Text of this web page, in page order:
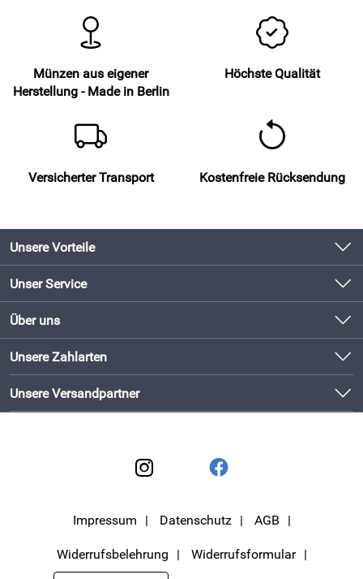
Münzen aus eigener
Herstellung - Made in Berlin
Höchste Qualität
Versicherter Transport Kostenfreie Rücksendung
Unsere Vorteile
Produkte original und direkt vom Hersteller
Bewährte Qualität
Bestellen und direkt beim Hersteller abholen!
Unser Service
Kontakt
Newsletter
Lieferbedingungen
Kundenlogin
Über uns
Unsere Bestseller
Neu
Unsere Zahlarten
Unsere Versandpartner
Impressum Datenschutz AGB
Widerrufsbelehrung Widerrufsformular